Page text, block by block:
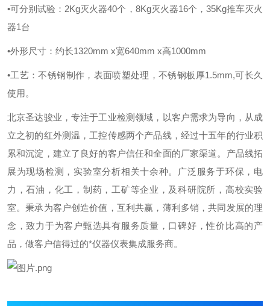
•可分别试验：2Kg灭火器40个，8Kg灭火器16个，35Kg推车灭火
器1台
•外形尺寸：约长1320mm x宽640mm x高1000mm
•工艺：不锈钢制作，表面喷塑处理，不锈钢板厚1.5mm,可长久
使用。
北京圣达骏业，专注于工业检测领域，以客户需求为导向，从成
立之初的红外测温，工控传感两个产品线，经过十五年的行业积
累和沉淀，建立了良好的客户信任和全面的厂家渠道。产品线拓
展为现场检测，实验室分析相关十余种。
广泛服务于环保，电
力，石油，化工，制药，工矿等企业，及科研院所，高校实验
室。秉承为客户创造价值，互利共赢，薄利多销，共同发展的理
念，致力于为客户甄选具有服务质量，口碑好，性价比高的产
品，做客户信得过的*仪器仪表集成服务商。